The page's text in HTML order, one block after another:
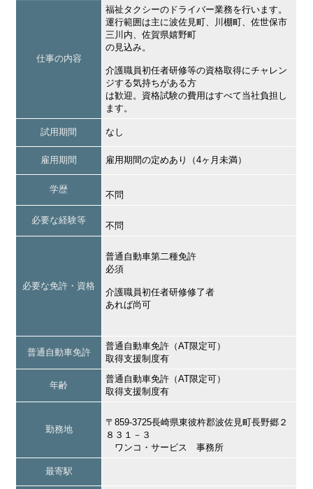
仕事の内容
福祉タクシーのドライバー業務を行います。
運行範囲は主に波佐見町、川棚町、佐世保市
三川内、佐賀県嬉野町
の見込み。
介護職員初任者研修等の資格取得にチャレン
ジする気持ちがある方
は歓迎。資格試験の費用はすべて当社負担し
ます。
試用期間 なし
雇用期間 雇用期間の定めあり（4ヶ月未満）
学歴
不問
必要な経験等
不問
必要な免許・資格
普通自動車第二種免許
必須
介護職員初任者研修修了者
あれば尚可
普通自動車免許
普通自動車免許（AT限定可）
取得支援制度有
年齢
普通自動車免許（AT限定可）
取得支援制度有
勤務地
〒859-3725長崎県東彼杵郡波佐見町長野郷２
８３１－３
ワンコ・サービス 事務所
最寄駅